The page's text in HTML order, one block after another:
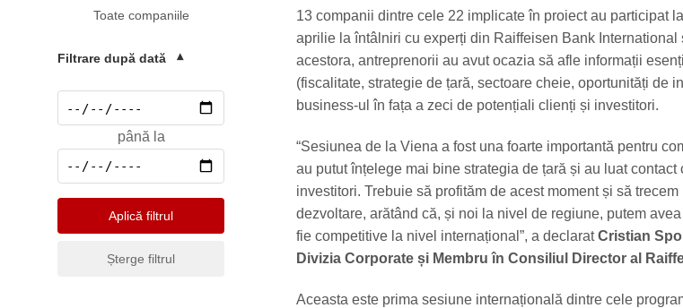
Pharma & Sănătate
Social
Telecomunicatii
Toate companiile
Filtrare după dată ▾
până la
Aplică filtrul
Șterge filtrul
13 companii dintre cele 22 implicate în proiect au participat
aprilie la întâlniri cu experți din Raiffeisen Bank International
acestora, antreprenorii au avut ocazia să afle informații
(fiscalitate, strategie de țară, sectoare cheie, oportunități de
business-ul în fața a zeci de potențiali clienți și investitori.
“Sesiunea de la Viena a fost una foarte importantă pentru
au putut înțelege mai bine strategia de țară și au luat
investitori. Trebuie să profităm de acest moment și să
dezvoltare, arătând că, și noi la nivel de regiune, putem
fie competitive la nivel internațional”, a declaratCristian
Divizia Corporate și Membru în Consiliul Director al
Aceasta este prima sesiune internațională dintre cele